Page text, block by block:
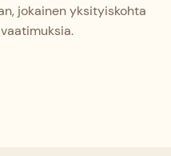
jokainen yksityiskohta